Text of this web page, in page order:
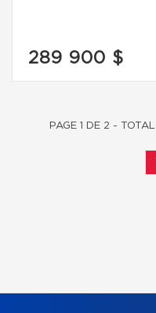
289 900 $
PAGE 1 DE 2 -